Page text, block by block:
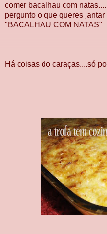
comer bacalhau com
pergunto o que queres
"BACALHAU COM NATAS"
Há coisas do caraças....só